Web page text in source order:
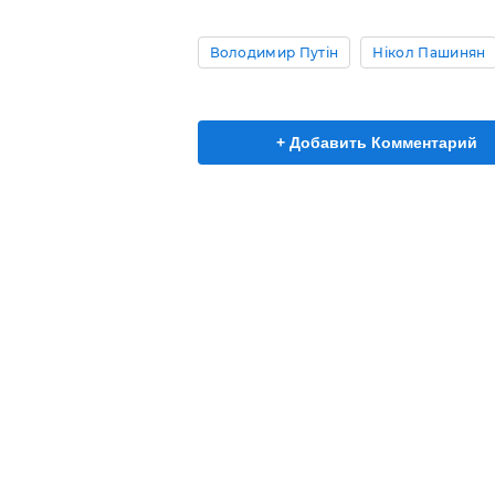
Володимир Путін Нікол Пашинян
+ Добавить Комментарий